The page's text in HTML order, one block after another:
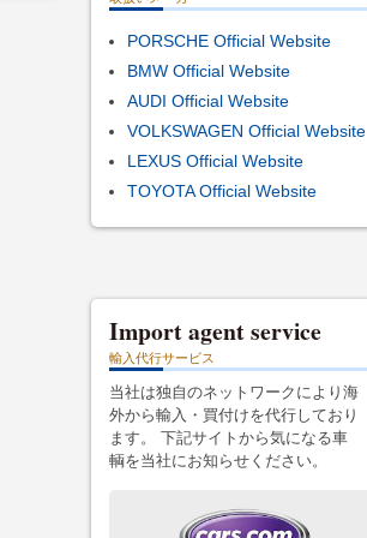
PORSCHE Official Website
BMW Official Website
AUDI Official Website
VOLKSWAGEN Official Website
LEXUS Official Website
TOYOTA Official Website
Import agent service
輸入代行サービス
当社は独自のネットワークにより海
外から輸入・買付けを代行しており
ます。 下記サイトから気になる車
輌を当社にお知らせください。